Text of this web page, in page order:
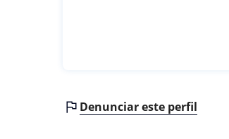
Denunciar este perfil